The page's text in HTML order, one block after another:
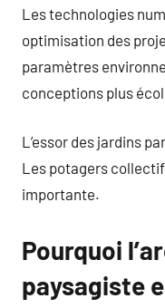
Les technologies
optimisation des
paramètres
conceptions plus
L’essor des jardins
Les potagers
importante.
Pourquoi
paysagiste